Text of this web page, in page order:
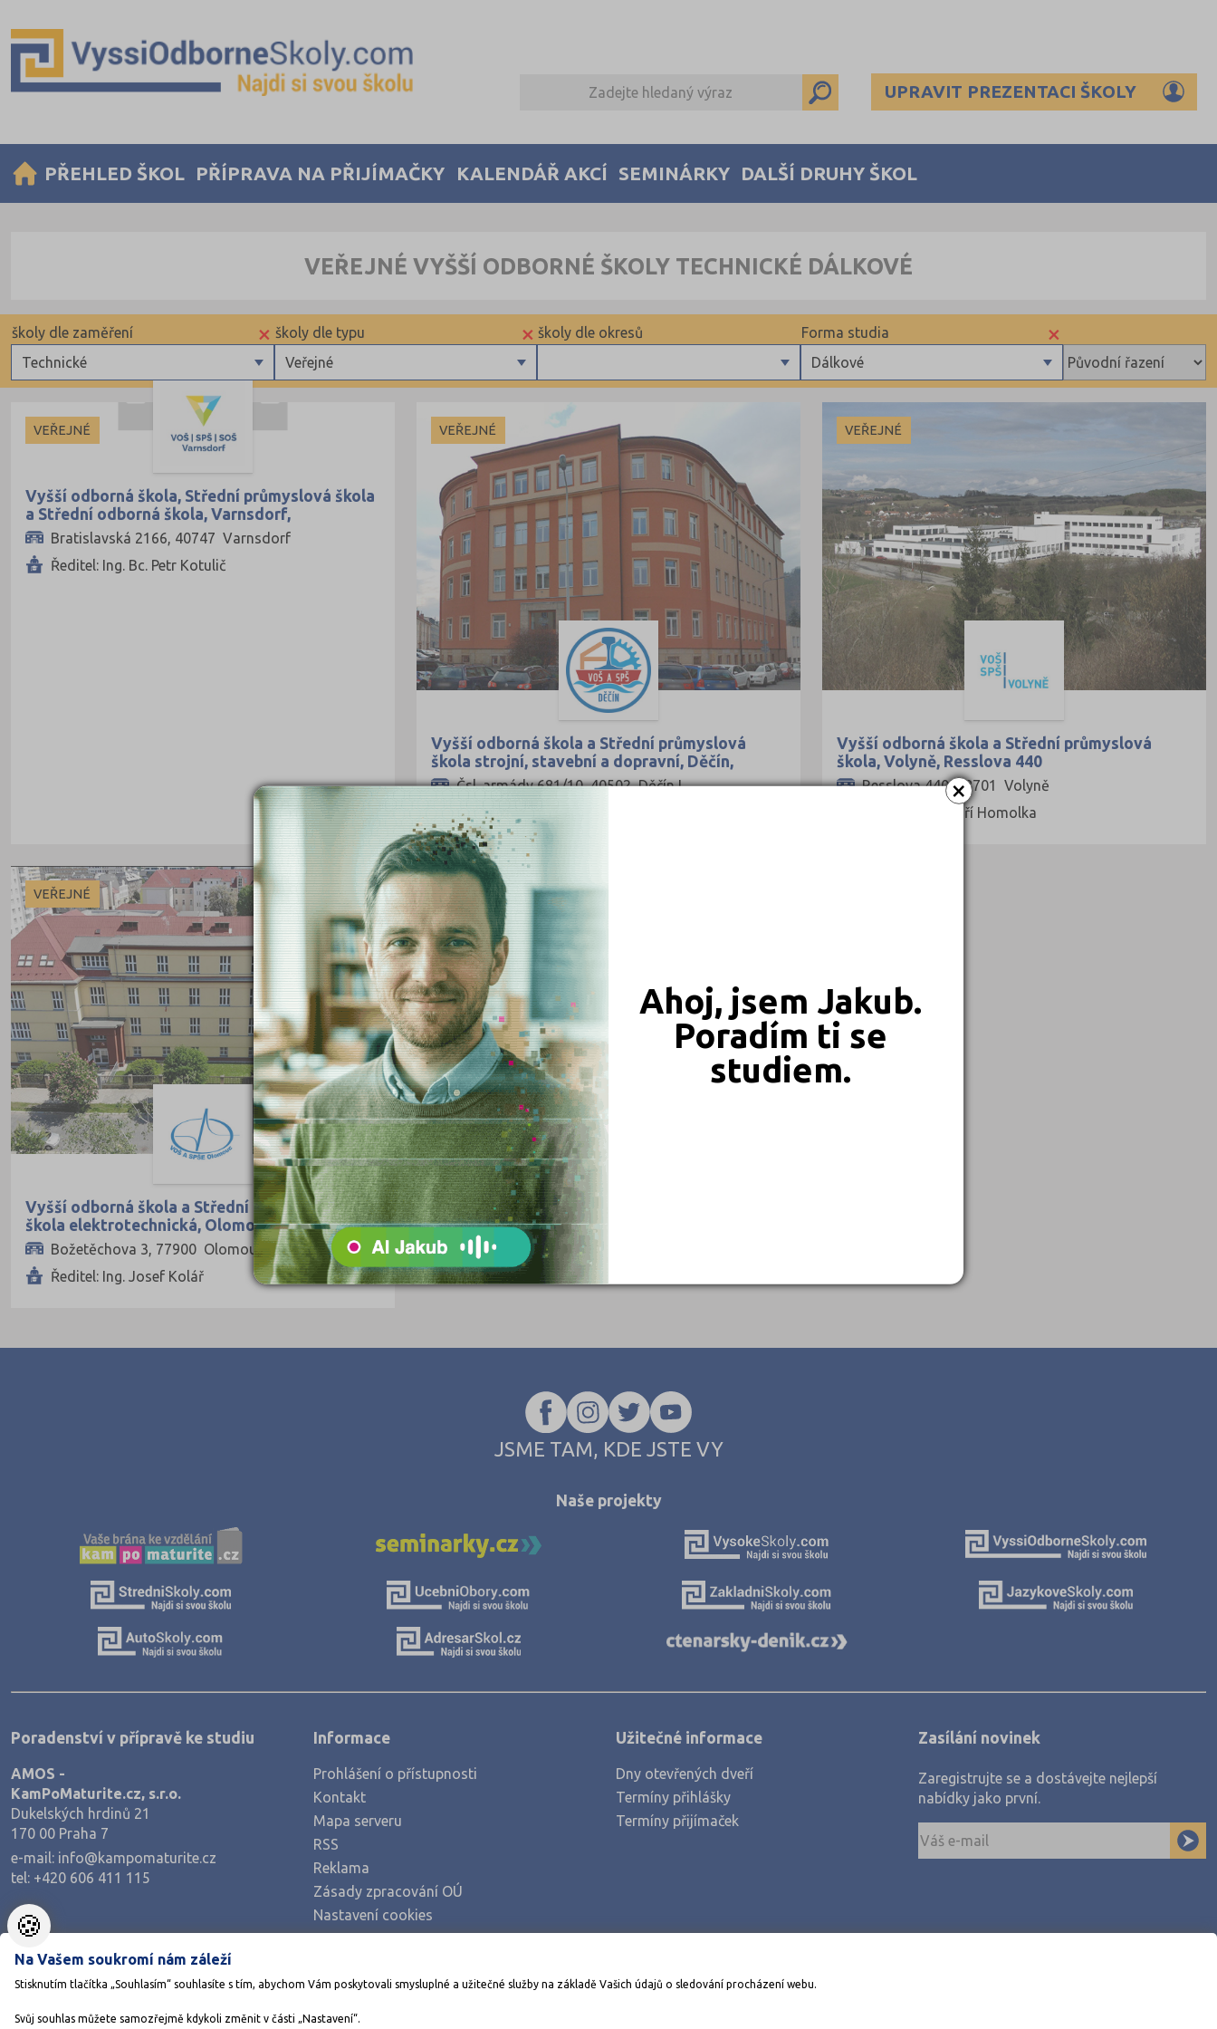
×
Ahoj, jsem Jakub.
Poradím ti se
studiem.
UPRAVIT PREZENTACI ŠKOLY
PŘEHLED ŠKOL PŘÍPRAVA NA PŘIJÍMAČKY KALENDÁŘ AKCÍ SEMINÁRKY DALŠÍ DRUHY ŠKOL
VEŘEJNÉ VYŠŠÍ ODBORNÉ ŠKOLY TECHNICKÉ DÁLKOVÉ
×
Dálkové
Forma studia
Dálkové
školy dle okresů
Olomouc (1)
Strakonice (1)
×
Veřejné
školy dle typu
×
Technické
školy dle zaměření
Ekonomické
Informatické
Dopravní
Umělecké
Zemědělské a ekologické
VEŘEJNÉ
Vyšší odborná škola, Střední průmyslová škola
a Střední odborná škola, Varnsdorf,
příspěvková organizace
Bratislavská 2166, 40747 Varnsdorf
Ředitel: Ing. Bc. Petr Kotulič
VEŘEJNÉ
Vyšší odborná škola a Střední průmyslová
škola strojní, stavební a dopravní, Děčín,
příspěvková organizace
Čsl. armády 681/10, 40502 Děčín I
Ředitel: Ing. Michal Moc
VEŘEJNÉ
Vyšší odborná škola a Střední průmyslová
škola, Volyně, Resslova 440
Resslova 440, 38701 Volyně
Ředitel: RNDr. Jiří Homolka
VEŘEJNÉ
Vyšší odborná škola a Střední průmyslová
škola elektrotechnická, Olomouc, Božetěchova
3
Božetěchova 3, 77900 Olomouc
Ředitel: Ing. Josef Kolář
JSME TAM, KDE JSTE VY
Naše projekty
Poradenství v přípravě ke studiu
AMOS -
KamPoMaturite.cz, s.r.o.
Dukelských hrdinů 21
170 00 Praha 7
e-mail: info@kampomaturite.cz
tel: +420 606 411 115
Informace
Prohlášení o přístupnosti
Kontakt
Mapa serveru
RSS
Reklama
Zásady zpracování OÚ
Nastavení cookies
Stáhněte si aplikaci Adresář škol
Užitečné informace
Dny otevřených dveří
Termíny přihlášky
Termíny přijímaček
Zasílání novinek
Zaregistrujte se a dostávejte nejlepší
nabídky jako první.
🍪
Na Vašem soukromí nám záleží
Stisknutím tlačítka „Souhlasím“ souhlasíte s tím, abychom Vám poskytovali smysluplné a užitečné služby na základě Vašich údajů o sledování procházení webu.
Svůj souhlas můžete samozřejmě kdykoli změnit v části „Nastavení“.